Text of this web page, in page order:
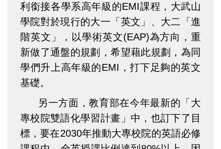
利銜接各學系高年級的EMI課程，大武山
學院對於現行的大一「英文」、大二「進
階英文」，以學術英文(EAP)為方向，重
新做了通盤的規劃，希望藉此規劃，為同
學們升上高年級的EMI，打下足夠的英文
基礎。
另一方面，教育部在今年最新的「大
專校院雙語化學習計畫」中，也訂下了目
標，要在2030年推動大專校院的英語必修